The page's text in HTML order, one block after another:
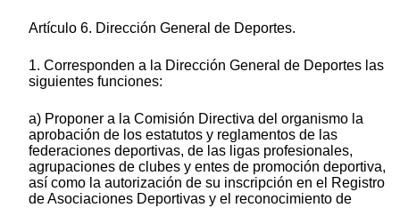
Artículo 6. Dirección General de Deportes.
1. Corresponden a la Dirección General de Deportes las
siguientes funciones:
a) Proponer a la Comisión Directiva del organismo la
aprobación de los estatutos y reglamentos de las
federaciones deportivas, de las ligas profesionales,
agrupaciones de clubes y entes de promoción deportiva,
así como la autorización de su inscripción en el Registro
de Asociaciones Deportivas y el reconocimiento de